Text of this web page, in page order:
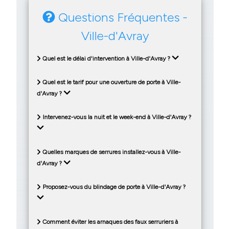
Questions Fréquentes -
Ville-d'Avray
Quel est le délai d'intervention à Ville-d'Avray ?
Quel est le tarif pour une ouverture de porte à Ville-
d'Avray ?
Intervenez-vous la nuit et le week-end à Ville-d'Avray ?
Quelles marques de serrures installez-vous à Ville-
d'Avray ?
Proposez-vous du blindage de porte à Ville-d'Avray ?
Comment éviter les arnaques des faux serruriers à